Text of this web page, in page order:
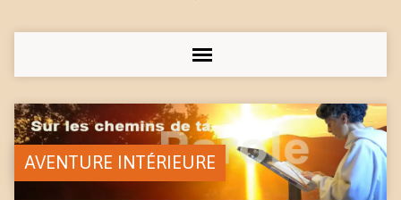
AVENTURE INTÉRIEURE